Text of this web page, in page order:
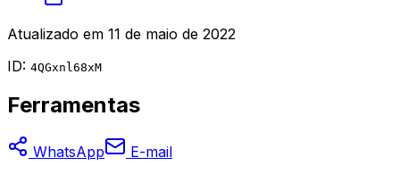
Atualizado em 11 de maio de 2022
ID: 4QGxnl68xM
Ferramentas
WhatsApp
E-mail